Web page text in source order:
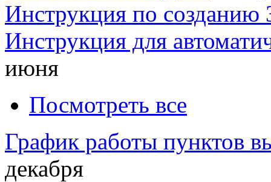
Инструкция по созданию
Инструкция для
июня
Посмотреть все
График работы пунктов
декабря